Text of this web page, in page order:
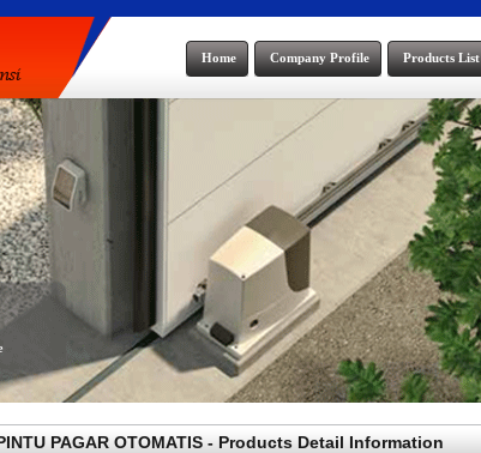
Products List
Company Profile
Home
PAGAR OTOMATIS - Products Detail Information